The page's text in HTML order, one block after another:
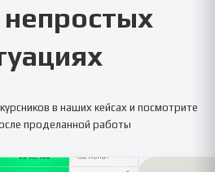
в наших кейсах и посмотрите
проделанной работы